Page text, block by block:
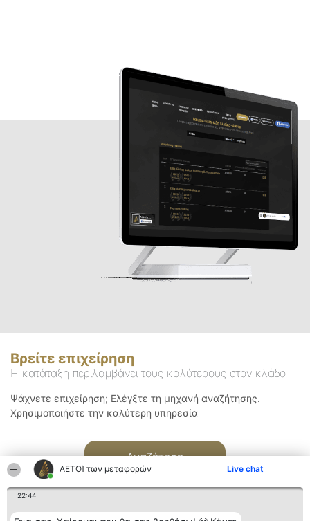
ΑΕΤΟΊ των μεταφορών Live chat
22:44
Βρείτε επιχείρηση
Η κατάταξη περιλαμβάνει τους καλύτερους στον κλάδο
Ψάχνετε επιχείρηση; Ελέγξτε τη μηχανή αναζήτησης.
Χρησιμοποιήστε την καλύτερη υπηρεσία
Αναζήτηση